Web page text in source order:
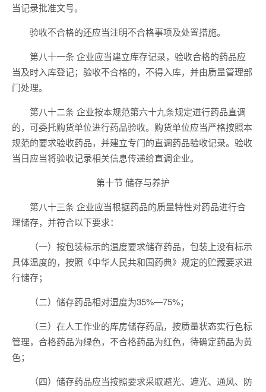
当记录批准文号。
验收不合格的还应当注明不合格事项及处置措施。
第八十一条 企业应当建立库存记录，验收合格的药品应
当及时入库登记；验收不合格的，不得入库，并由质量管理部
门处理。
第八十二条 企业按本规范第六十九条规定进行药品直调
的，可委托购货单位进行药品验收。购货单位应当严格按照本
规范的要求验收药品，并建立专门的直调药品验收记录。验收
当日应当将验收记录相关信息传递给直调企业。
第十节 储存与养护
第八十三条 企业应当根据药品的质量特性对药品进行合
理储存，并符合以下要求：
（一）按包装标示的温度要求储存药品，包装上没有标示
具体温度的，按照《中华人民共和国药典》规定的贮藏要求进
行储存；
（二）储存药品相对湿度为35%—75%；
（三）在人工作业的库房储存药品，按质量状态实行色标
管理，合格药品为绿色，不合格药品为红色，待确定药品为黄
色；
（四）储存药品应当按照要求采取避光、遮光、通风、防